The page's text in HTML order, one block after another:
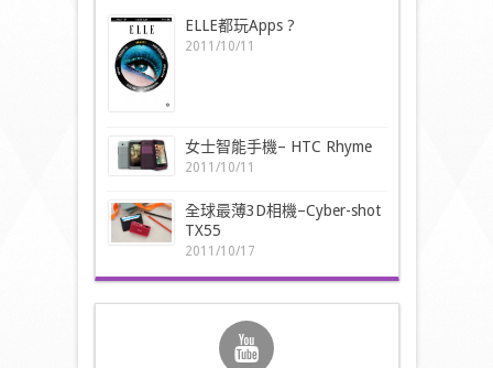
ELLE都玩Apps ?
2011/10/11
女士智能手機– HTC Rhyme
2011/10/11
全球最薄3D相機–Cyber-shot
TX55
2011/10/17